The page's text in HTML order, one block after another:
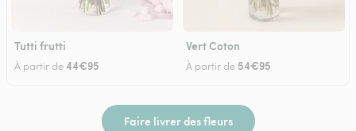
Tutti frutti
À partir de44€95
Vert Coton
À partir de 54€95
Faire livrer des fleurs